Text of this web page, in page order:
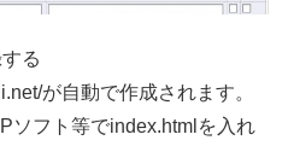
る
が自動で作成されます。
ソフト等でindex.htmlを入れ